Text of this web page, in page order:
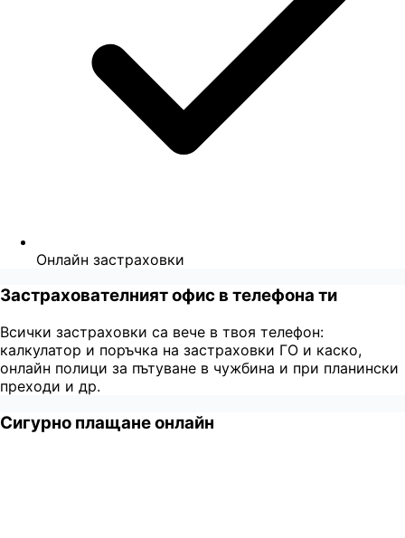
Онлайн застраховки
Застрахователният офис в телефона ти
Всички застраховки са вече в твоя телефон:
калкулатор и поръчка на застраховки ГО и каско,
онлайн полици за пътуване в чужбина и при планински
преходи и др.
Сигурно плащане онлайн